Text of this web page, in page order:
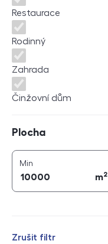
Restaurace
Rodinný
Zahrada
Činžovní dům
Plocha
Min
m2
Zrušit filtr